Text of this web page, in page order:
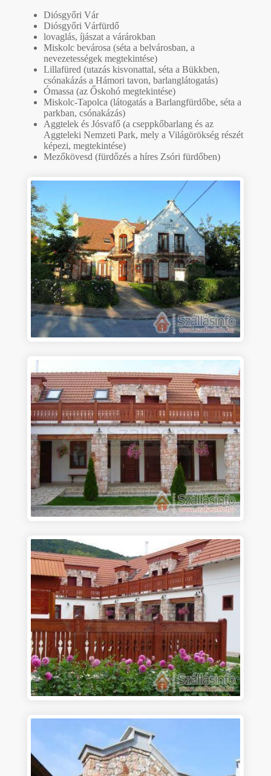
Diósgyőri Vár
Diósgyőri Várfürdő
lovaglás, íjászat a várárokban
Miskolc bevárosa (séta a belvárosban, a
nevezetességek megtekintése)
Lillafüred (utazás kisvonattal, séta a Bükkben,
csónakázás a Hámori tavon, barlanglátogatás)
Ómassa (az Őskohó megtekintése)
Miskolc-Tapolca (látogatás a Barlangfürdőbe, séta a
parkban, csónakázás)
Aggtelek és Jósvafő (a cseppkőbarlang és az
Aggteleki Nemzeti Park, mely a Világörökség részét
képezi, megtekintése)
Mezőkövesd (fürdőzés a híres Zsóri fürdőben)